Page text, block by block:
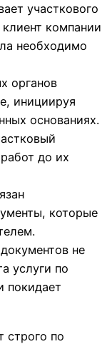
участкового
компании
необходимо
органов
инициируя
основаниях.
до их
которые
не
услуги по
покидает
строго по